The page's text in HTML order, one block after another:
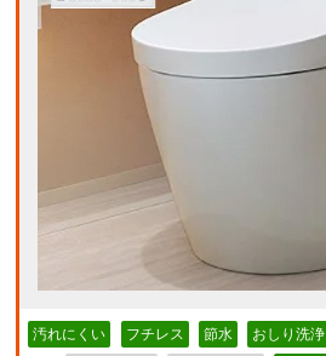
汚れにくい フチレス 節水 おしり洗浄